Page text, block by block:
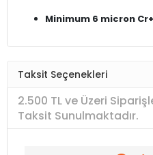
Minimum 6 micron
Taksit Seçenekleri
2.500 TL ve Üzeri
Taksit Sunulmaktadır.